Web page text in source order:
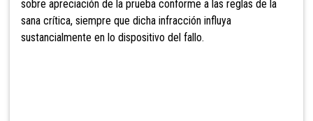
sobre apreciación de la prueba conforme a las reglas de la
sana crítica, siempre que dicha infracción influya
sustancialmente en lo dispositivo del fallo.